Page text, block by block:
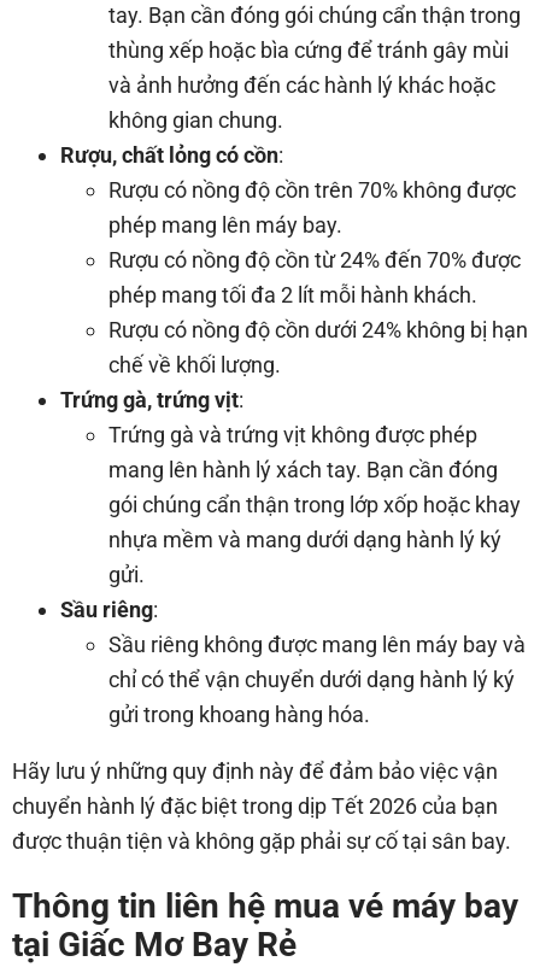
tay. Bạn cần đóng gói chúng cẩn thận trong
thùng xếp hoặc bìa cứng để tránh gây mùi
và ảnh hưởng đến các hành lý khác hoặc
không gian chung.
Rượu, chất lỏng có cồn:
Rượu có nồng độ cồn trên 70% không được
phép mang lên máy bay.
Rượu có nồng độ cồn từ 24% đến 70% được
phép mang tối đa 2 lít mỗi hành khách.
Rượu có nồng độ cồn dưới 24% không bị hạn
chế về khối lượng.
Trứng gà, trứng vịt:
Trứng gà và trứng vịt không được phép
mang lên hành lý xách tay. Bạn cần đóng
gói chúng cẩn thận trong lớp xốp hoặc khay
nhựa mềm và mang dưới dạng hành lý ký
gửi.
Sầu riêng:
Sầu riêng không được mang lên máy bay và
chỉ có thể vận chuyển dưới dạng hành lý ký
gửi trong khoang hàng hóa.
Hãy lưu ý những quy định này để đảm bảo việc vận
chuyển hành lý đặc biệt trong dịp Tết 2026 của bạn
được thuận tiện và không gặp phải sự cố tại sân bay.
Thông tin liên hệ mua vé máy bay
tại Giấc Mơ Bay Rẻ